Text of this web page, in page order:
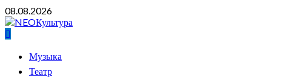
Перейти
к
содержимому
08.08.2026
ОсновноеМузыка
Театр